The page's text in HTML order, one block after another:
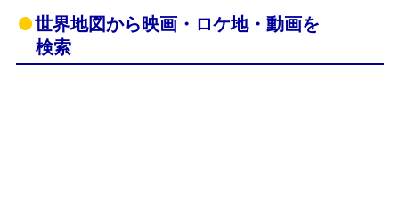
世界地図から映画・ロケ地・動画を
検索